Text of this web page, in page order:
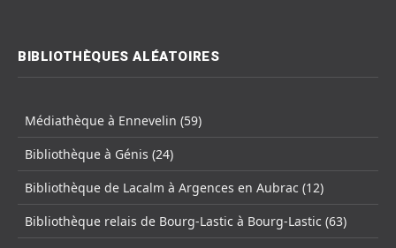
BIBLIOTHÈQUES ALÉATOIRES
Médiathèque à Ennevelin (59)
Bibliothèque à Génis (24)
Bibliothèque de Lacalm à Argences en Aubrac (12)
Bibliothèque relais de Bourg-Lastic à Bourg-Lastic (63)